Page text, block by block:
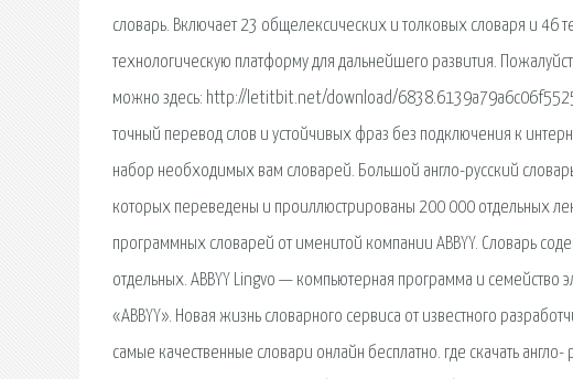
словарь. Включает 23 общелексических и толковых словаря и
технологическую платформу для дальнейшего развития.
можно здесь: http://letitbit.net/download/
точный перевод слов и устойчивых фраз без подключения к
набор необходимых вам словарей. Большой англо-русский
которых переведены и проиллюстрированы 200 000 отдельных
программных словарей от именитой компании ABBYY. Словарь
отдельных. ABBYY Lingvo — компьютерная программа и
«ABBYY». Новая жизнь словарного сервиса от известного
самые качественные словари онлайн бесплатно. где скачать